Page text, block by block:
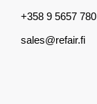
+358 9 5657 780
sales@refair.fi